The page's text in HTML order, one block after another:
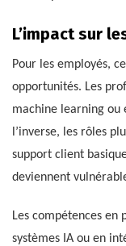
L’impact sur
Pour les employés,
opportunités. Les
machine learning ou
l’inverse, les rôles
support client
deviennent
Les compétences
systèmes IA ou en